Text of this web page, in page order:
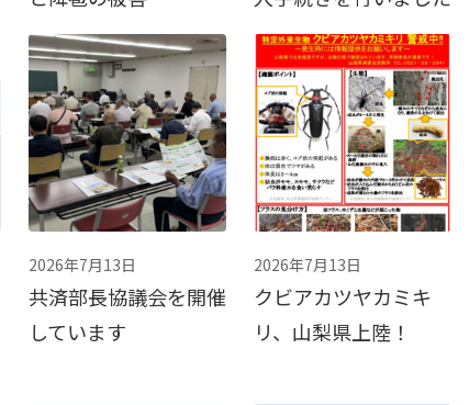
2026年7月13日
共済部長協議会を開催
しています
2026年7月13日
クビアカツヤカミキ
リ、山梨県上陸！